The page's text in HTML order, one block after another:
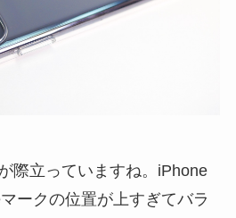
際立っていますね。iPhone
ークの位置が上すぎてバラ